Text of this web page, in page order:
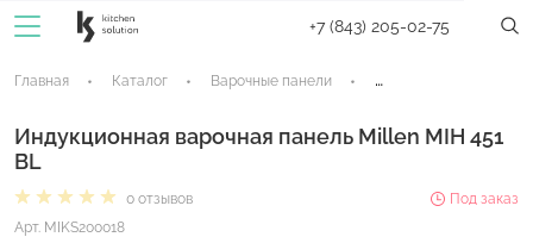
+7 (843) 205-02-75
Главная Каталог Варочные панели Индукционные панели
Индукционная варочная панель Millen MIH 451
BL
0 отзывов
Под заказ
Арт. MIKS200018